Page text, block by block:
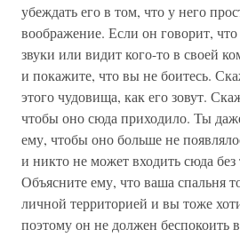
убеждать его в том, что у него
воображение. Если он говорит,
звуки или видит кого-то в своей
и покажите, что вы не боитесь.
этого чудовища, как его зовут.
чтобы оно сюда приходило. Ты
ему, чтобы оно больше не
и никто не может входить сюда без
Объясните ему, что ваша спальня
личной территорией и вы тоже
поэтому он не должен беспокоить